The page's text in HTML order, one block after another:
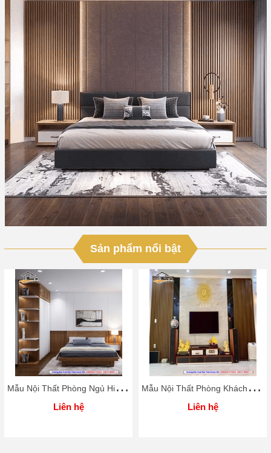
Sản phẩm nổi bật
M
ẫu Nội Thất Phòng Ngủ Hiện Đại
Liên hệ
M
ẫu Nội Thất Phòng Khách Đẹp
Liên hệ